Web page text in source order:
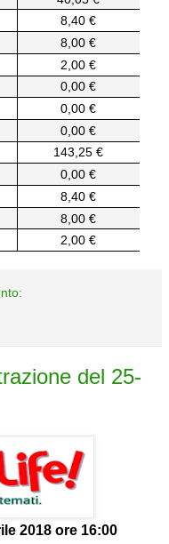
8,40 €
8,00 €
2,00 €
0,00 €
0,00 €
0,00 €
143,25 €
0,00 €
8,40 €
8,00 €
2,00 €
del 25-
2018 ore 16:00